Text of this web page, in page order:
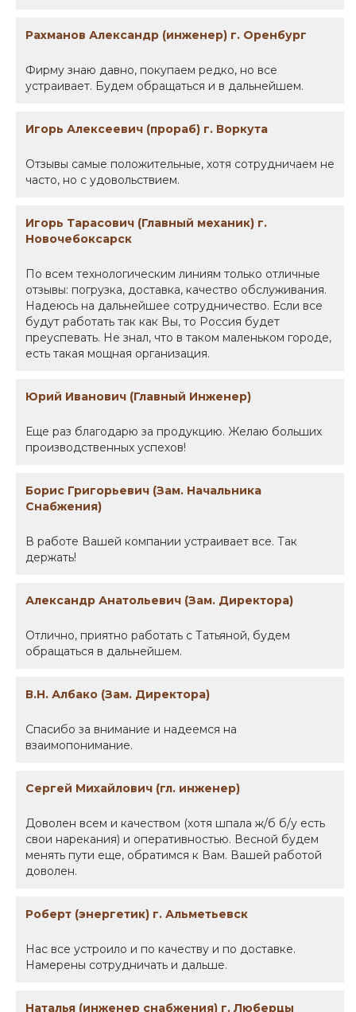
Рахманов Александр (инженер) г. Оренбург
Фирму знаю давно, покупаем редко, но все
устраивает. Будем обращаться и в дальнейшем.
Игорь Алексеевич (прораб) г. Воркута
Отзывы самые положительные, хотя сотрудничаем не
часто, но с удовольствием.
Игорь Тарасович (Главный механик) г.
Новочебоксарск
По всем технологическим линиям только отличные
отзывы: погрузка, доставка, качество обслуживания.
Надеюсь на дальнейшее сотрудничество. Если все
будут работать так как Вы, то Россия будет
преуспевать. Не знал, что в таком маленьком городе,
есть такая мощная организация.
Юрий Иванович (Главный Инженер)
Еще раз благодарю за продукцию. Желаю больших
производственных успехов!
Борис Григорьевич (Зам. Начальника
Снабжения)
В работе Вашей компании устраивает все. Так
держать!
Александр Анатольевич (Зам. Директора)
Отлично, приятно работать с Татьяной, будем
обращаться в дальнейшем.
В.Н. Албако (Зам. Директора)
Спасибо за внимание и надеемся на
взаимопонимание.
Сергей Михайлович (гл. инженер)
Доволен всем и качеством (хотя шпала ж/б б/у есть
свои нарекания) и оперативностью. Весной будем
менять пути еще, обратимся к Вам. Вашей работой
доволен.
Роберт (энергетик) г. Альметьевск
Нас все устроило и по качеству и по доставке.
Намерены сотрудничать и дальше.
Наталья (инженер снабжения) г. Люберцы